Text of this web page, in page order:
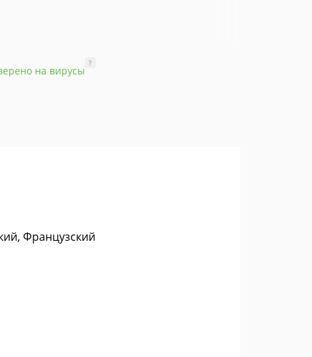
на вирусы
?
Французский